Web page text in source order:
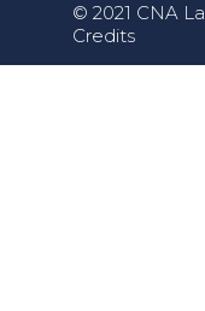
© 2021 CNA
Credits